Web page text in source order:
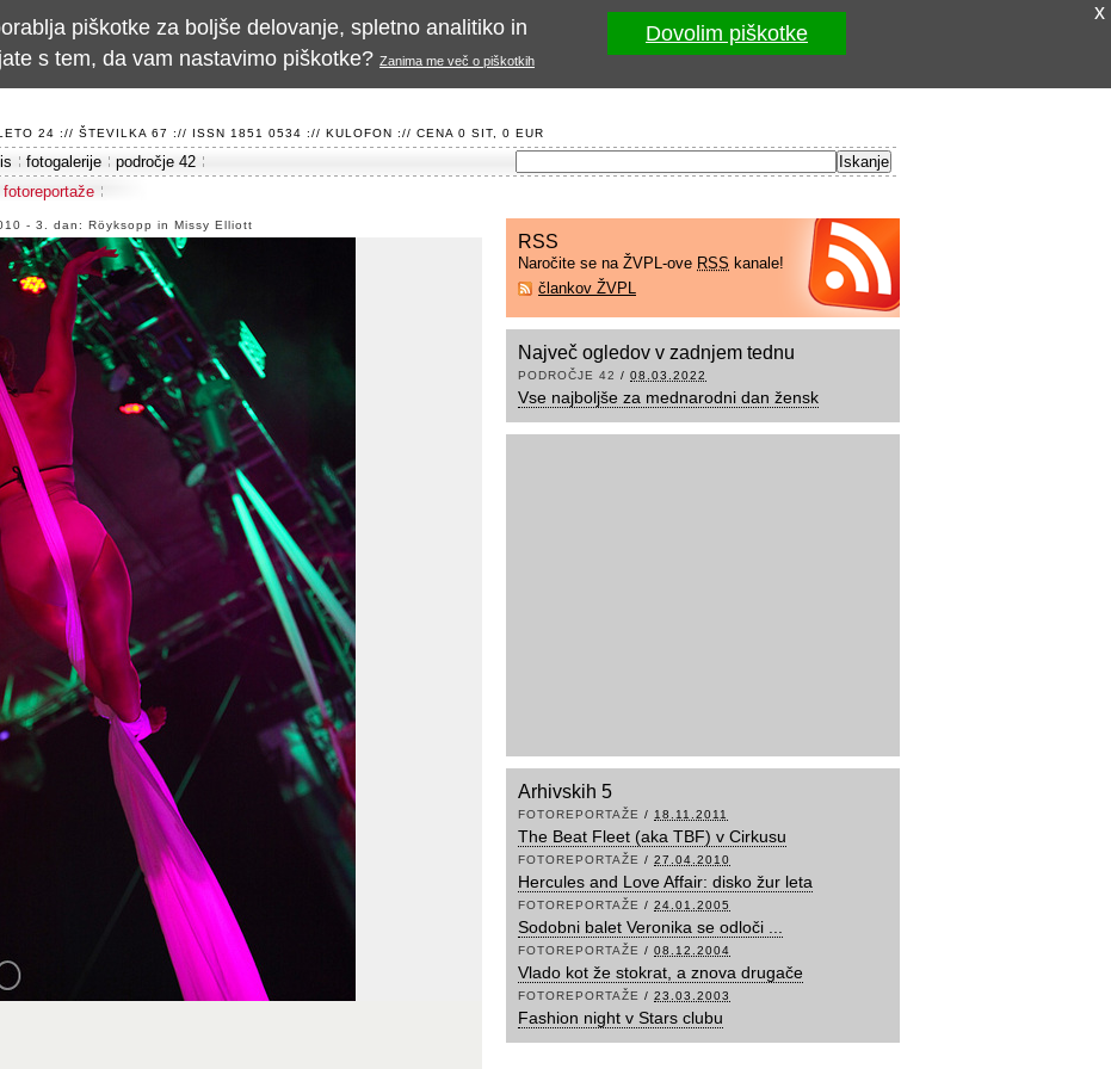
24 :// ŠTEVILKA 67 :// ISSN 1851 0534 :// KULOFON :// CENA 0 SIT, 0 EUR
fotogalerije
področje 42
fotoreportaže
- 3. dan: Röyksopp in Missy Elliott
RSS
Naročite se na ŽVPL-ove RSS kanale!
člankov ŽVPL
Največ ogledov v zadnjem tednu
PODROČJE 42 / 08.03.2022
Vse najboljše za mednarodni dan žensk
Arhivskih 5
FOTOREPORTAŽE / 18.11.2011
The Beat Fleet (aka TBF) v Cirkusu
FOTOREPORTAŽE / 27.04.2010
Hercules and Love Affair: disko žur leta
FOTOREPORTAŽE / 24.01.2005
Sodobni balet Veronika se odloči ...
FOTOREPORTAŽE / 08.12.2004
Vlado kot že stokrat, a znova drugače
FOTOREPORTAŽE / 23.03.2003
Fashion night v Stars clubu
x
piškotke za boljše delovanje, spletno analitiko in
s tem, da vam nastavimo piškotke? Zanima me več o piškotkih
Dovolim piškotke